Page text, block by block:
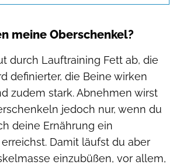
meine Oberschenkel?
durch Lauftraining Fett ab, die
definierter, die Beine wirken
zudem stark. Abnehmen wirst
jedoch nur, wenn du
deine Ernährung ein
Damit läufst du aber
einzubüßen, vor allem,